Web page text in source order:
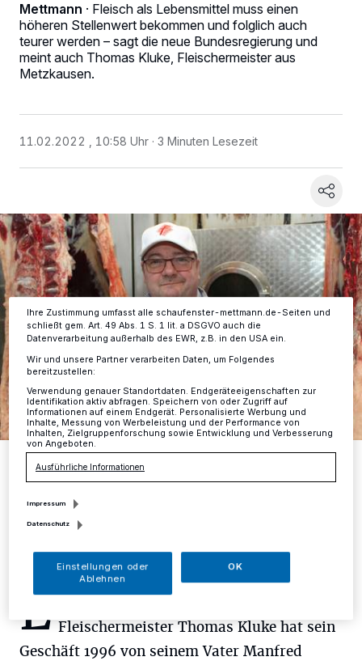
Mettmann · Fleisch als Lebensmittel muss einen
höheren Stellenwert bekommen und folglich auch
teurer werden – sagt die neue Bundesregierung und
meint auch Thomas Kluke, Fleischermeister aus
Metzkausen.
11.02.2022 , 10:58 Uhr 3 Minuten Lesezeit
Fleischermeister Thomas Kluke bezieht die Tiere, die er
verarbeitet, von kleineren Betrieben, darunter auch Landwirte aus
Erkrath und Heiligenhaus.
Foto: D. Herrmann
E Fleischermeister Thomas Kluke hat sein
Geschäft 1996 von seinem Vater Manfred
Wir und unsere
Zwecke. Wenn Tracker deaktiviert sind, sind manche Inhalte und
Anzeigen möglicherweise nicht mehr so relevant für Sie. Sie können
dieses Menü jederzeit wieder aufrufen, um Ihre Einstellungen zu
ändern oder Ihre Einwilligung zu widerrufen, indem Sie auf den Link
Einstellungen oder Ablehnen am unteren Rand der Webseite klicken.
Ihre Einstellungen gelten innerhalb unseres Website. Weitere
Informationen finden Sie in unserer Datenschutzerklärung.
Ihre Zustimmung umfasst alle schaufenster-mettmann.de-Seiten und
schließt gem. Art. 49 Abs. 1 S. 1 lit. a DSGVO auch die
Datenverarbeitung außerhalb des EWR, z.B. in den USA ein.
Wir und unsere Partner verarbeiten Daten, um Folgendes
bereitzustellen:
Verwendung genauer Standortdaten. Endgeräteeigenschaften zur
Identifikation aktiv abfragen. Speichern von oder Zugriff auf
Informationen auf einem Endgerät. Personalisierte Werbung und
Inhalte, Messung von Werbeleistung und der Performance von
Inhalten, Zielgruppenforschung sowie Entwicklung und Verbesserung
von Angeboten.
Ausführliche Informationen
Impressum
Datenschutz
Einstellungen oder
Ablehnen
OK